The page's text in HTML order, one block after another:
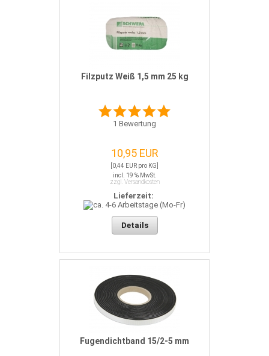
Filzputz Weiß 1,5 mm 25 kg
1 Bewertung
10,95 EUR
[0,44 EUR pro KG]
incl. 19 % MwSt.
zzgl. Versandkosten
Lieferzeit:
Details
Fugendichtband 15/2-5 mm